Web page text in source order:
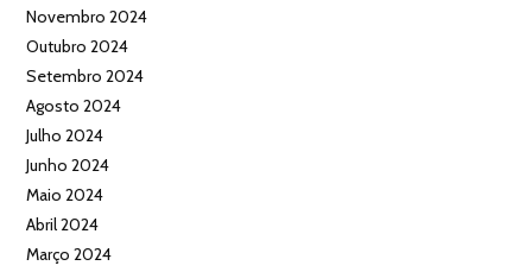
Novembro 2024
Outubro 2024
Setembro 2024
Agosto 2024
Julho 2024
Junho 2024
Maio 2024
Abril 2024
Março 2024